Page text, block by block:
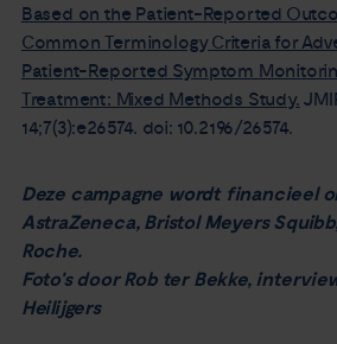
Based on the Patient-Reported
Common Terminology Criteria for
Patient-Reported Symptom
Treatment: Mixed Methods Study.
14;7(3):e26574. doi: 10.2196/26574.
Deze campagne wordt financieel
AstraZeneca, Bristol Meyers
Roche.
Foto's door Rob ter Bekke,
Heilijgers